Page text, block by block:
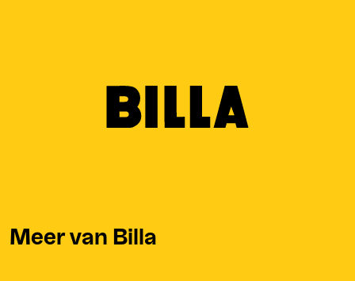
Meer van Billa